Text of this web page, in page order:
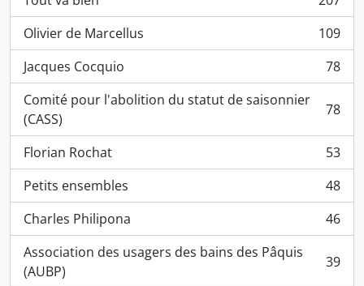
, 207 résultats
Olivier de Marcellus
, 109 résultats
109
Jacques Cocquio
, 78 résultats
78
Comité pour l'abolition du statut de saisonnier
(CASS)
, 78 résultats 78
Florian Rochat
, 53 résultats
53
Petits ensembles
, 48 résultats
48
Charles Philipona
, 46 résultats
46
Association des usagers des bains des Pâquis
(AUBP)
, 39 résultats 39